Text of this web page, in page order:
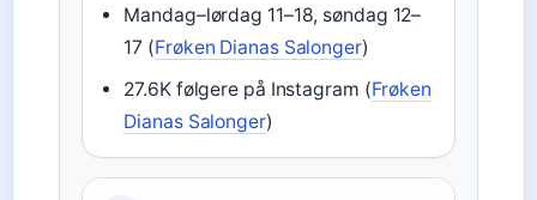
Mandag–lørdag 11–18, søndag 12–
17 (Frøken Dianas Salonger)
27.6K følgere på Instagram (Frøken
Dianas Salonger)